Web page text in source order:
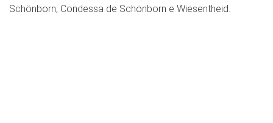
Schönborn, Condessa de Schönborn e Wiesentheid.